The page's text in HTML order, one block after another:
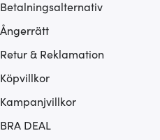
Betalningsalternativ
Ångerrätt
Retur & Reklamation
Köpvillkor
Kampanjvillkor
BRA DEAL